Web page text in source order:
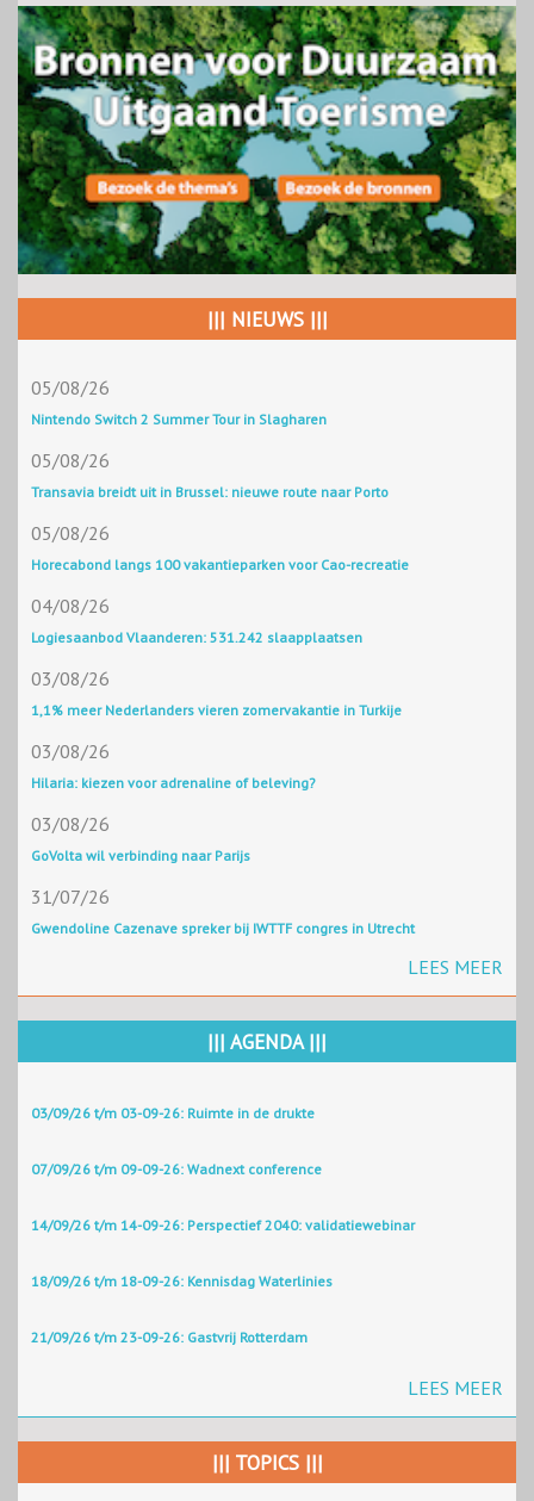
||| NIEUWS |||
05/08/26
Nintendo Switch 2 Summer Tour in Slagharen
05/08/26
Transavia breidt uit in Brussel: nieuwe route naar Porto
05/08/26
Horecabond langs 100 vakantieparken voor Cao-recreatie
04/08/26
Logiesaanbod Vlaanderen: 531.242 slaapplaatsen
03/08/26
1,1% meer Nederlanders vieren zomervakantie in Turkije
03/08/26
Hilaria: kiezen voor adrenaline of beleving?
03/08/26
GoVolta wil verbinding naar Parijs
31/07/26
Gwendoline Cazenave spreker bij IWTTF congres in Utrecht
LEES MEER
||| AGENDA |||
03/09/26 t/m 03-09-26: Ruimte in de drukte
07/09/26 t/m 09-09-26: Wadnext conference
14/09/26 t/m 14-09-26: Perspectief 2040: validatiewebinar
18/09/26 t/m 18-09-26: Kennisdag Waterlinies
21/09/26 t/m 23-09-26: Gastvrij Rotterdam
LEES MEER
||| TOPICS |||